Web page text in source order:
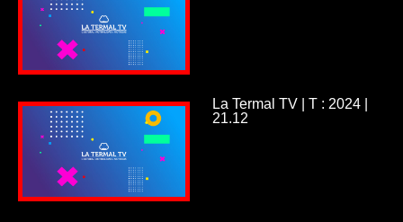
La Termal TV | T : 2024 |
21.12